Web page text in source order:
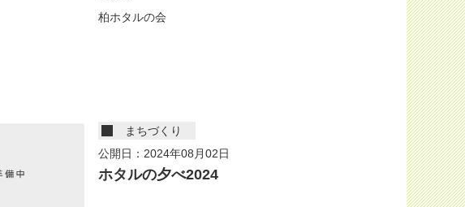
柏ホタルの会
まちづくり
公開日：2024年08月02日
ホタルの夕べ2024